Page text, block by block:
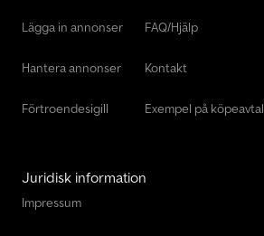
Lägga in annonser
Hantera annonser
Förtroendesigill
FAQ/Hjälp
Kontakt
Exempel på köpeavtal
Juridisk information
Impressum